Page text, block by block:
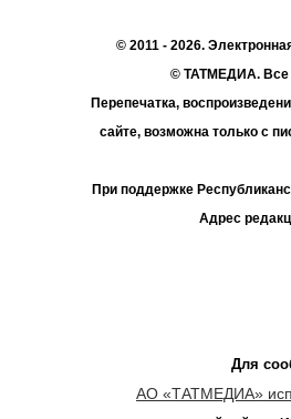
© 2011 - 2026.
© ТАТМЕДИА. Все
Перепечатка,
сайте, возможна только с
При поддержке
Адрес
Для
АО «ТАТМЕДИА»